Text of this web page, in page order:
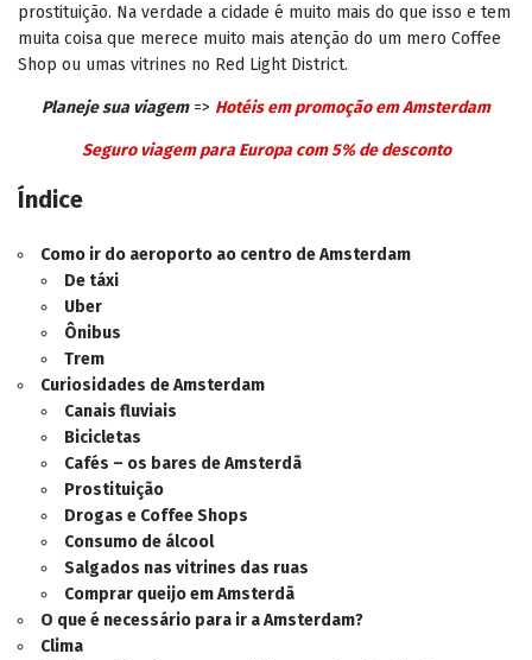
prostituição. Na verdade a cidade é muito mais do que isso e tem
muita coisa que merece muito mais atenção do um mero Coffee
Shop ou umas vitrines no Red Light District.
Planeje sua viagem=> Hotéis em promoção em Amsterdam
Seguro viagem para Europa com 5% de desconto
Índice
Como ir do aeroporto ao centro de Amsterdam
De táxi
Uber
Ônibus
Trem
Curiosidades de Amsterdam
Canais fluviais
Bicicletas
Cafés – os bares de Amsterdã
Prostituição
Drogas e Coffee Shops
Consumo de álcool
Salgados nas vitrines das ruas
Comprar queijo em Amsterdã
O que é necessário para ir a Amsterdam?
Clima